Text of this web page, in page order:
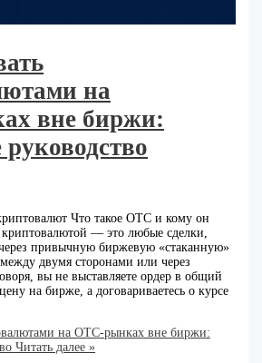
на
вне биржи:
Что такое OTC и кому он
— это любые сделки,
привычную биржевую «стаканную»
двумя сторонами или через
вы не выставляете ордер в общий
на бирже, а договариваетесь о курсе
на ОТС‑рынках вне биржи:
Читать далее »